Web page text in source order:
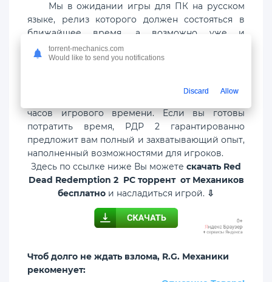
Мы в ожидании игры для ПК на русском
языке, релиз которого должен состояться в
ближайшее время, а возможно уже и
состоялся. Подводя итог, можно сказать, что
Red Dead Redemption 2 является
ищет глубокий и конкретную историю, которая
часов игрового времени. Если вы готовы
потратить время, РДР 2 гарантированно
предложит вам полный и захватывающий опыт,
наполненный возможностями для игроков.
Здесь по ссылке ниже Вы можете скачать Red
Dead Redemption 2 PC торрент от Механиков
бесплатно и насладиться игрой. ⇩
Чтоб долго не ждать взлома, R.G. Механики
рекоменует:
torrent-mechanics.com
Would like to send you notifications
Discard Allow